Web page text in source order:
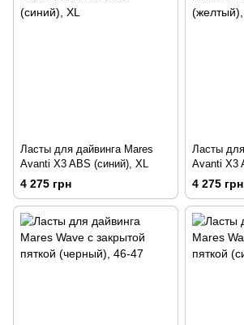
Ласты для дайвинга Mares
Avanti X3 ABS (синий), XL
4 275 грн
Ласты
Avanti X3
4 275 грн